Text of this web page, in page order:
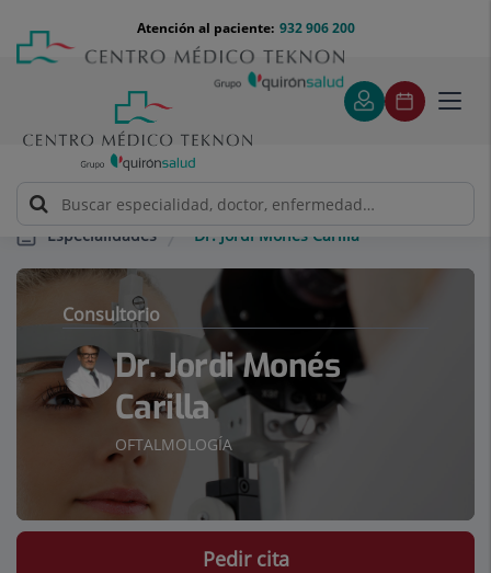
contenido
Menú
teléfono
cabecera
932 906 200
Atención al paciente:
Especialidades Dr. Jordi Monés Carilla
Consultorio
Dr. Jordi Monés
Carilla
OFTALMOLOGÍA
Pedir cita